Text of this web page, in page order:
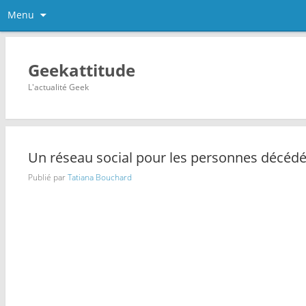
Menu
Geekattitude
L'actualité Geek
Un réseau social pour les personnes
Publié parTatiana Bouchard